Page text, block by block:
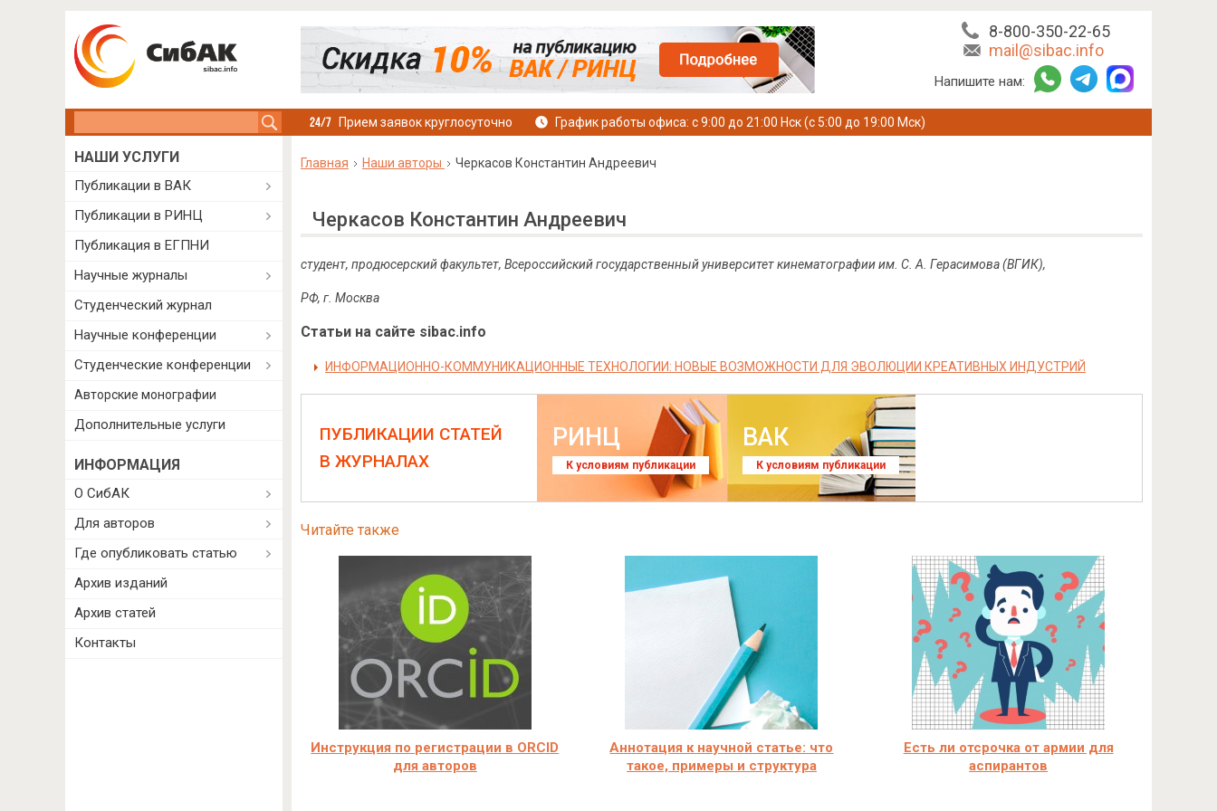
8-800-350-22-65
mail@sibac.info
Напишите нам:
Прием заявок круглосуточно График работы офиса: с 9:00 до 21:00 Нск (с 5:00 до 19:00 Мск)
Главная Наши авторы Черкасов Константин Андреевич
Черкасов Константин Андреевич
студент, продюсерский факультет, Всероссийский государственный университет кинематографии им. С. А. Герасимова (ВГИК),
РФ, г. Москва
Статьи на сайте sibac.info
ИНФОРМАЦИОННО-КОММУНИКАЦИОННЫЕ ТЕХНОЛОГИИ: НОВЫЕ ВОЗМОЖНОСТИ ДЛЯ ЭВОЛЮЦИИ КРЕАТИВНЫХ ИНДУСТРИЙ
ПУБЛИКАЦИИ СТАТЕЙ
В ЖУРНАЛАХ
РИНЦ
К условиям публикации
ВАК
К условиям публикации
Читайте также
Инструкция по регистрации в ORCID
для авторов
Аннотация к научной статье: что
такое, примеры и структура
Есть ли отсрочка от армии для
аспирантов
НАШИ УСЛУГИ
Публикации в ВАК
Публикации в РИНЦ
Публикация в ЕГПНИ
Научные журналы
Студенческий журнал
Научные конференции
Студенческие конференции
Авторские монографии
Дополнительные услуги
ИНФОРМАЦИЯ
О СибАК
Для авторов
Где опубликовать статью
Архив изданий
Архив статей
Контакты